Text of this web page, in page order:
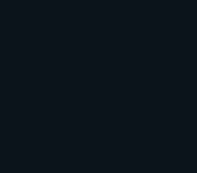
barge poussée). Le simple fait
à une autre barge
propriétaire, n'entraîne
des tiers de la part du
du naufrage de la barge
avoir commencé le poussage,
du pousseur d'avoir manqué
prévu par les règlements de